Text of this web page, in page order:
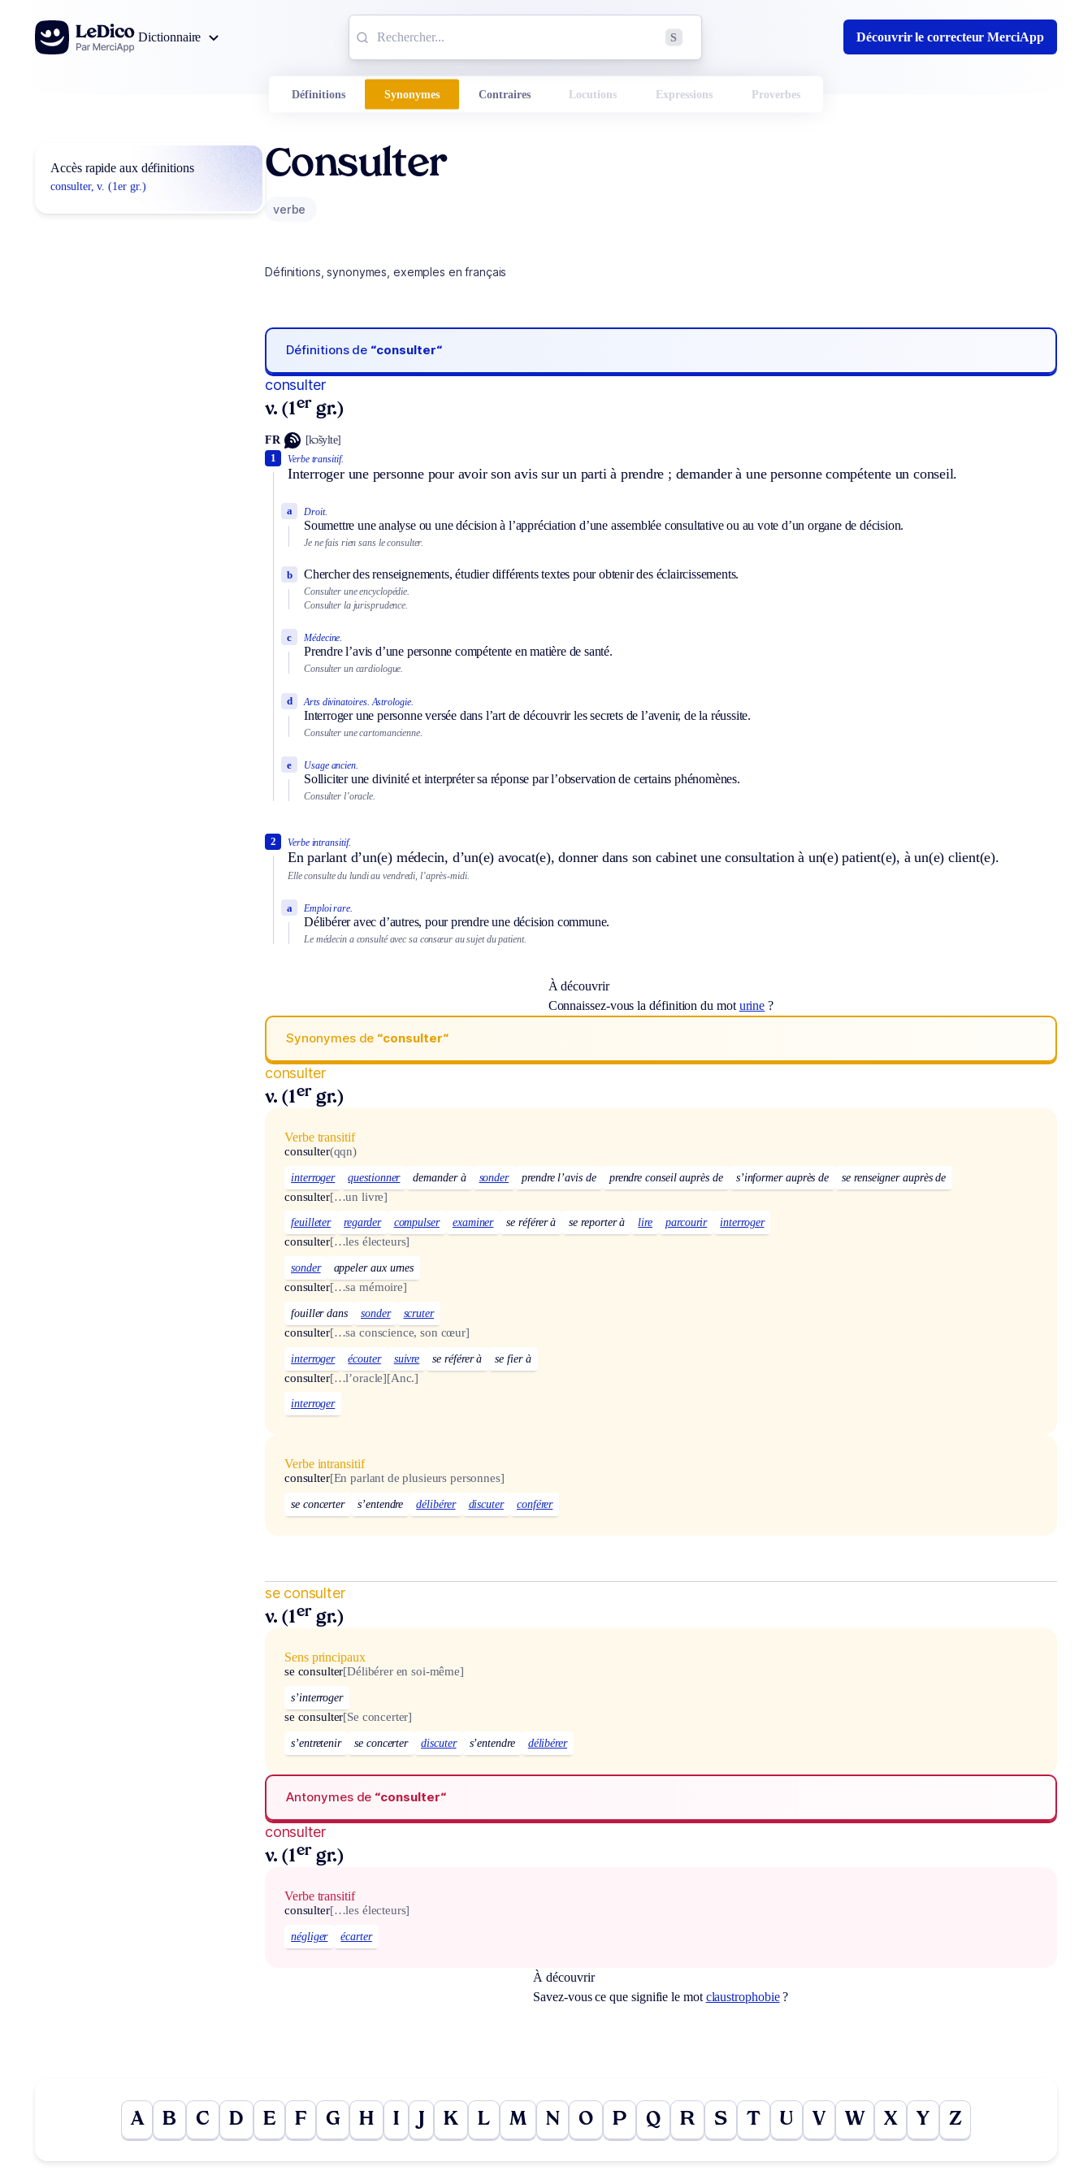
Aller au contenu
Dictionnaire
S Découvrir le correcteur MerciApp
Définitions Synonymes Contraires Locutions Expressions Proverbes
Accès rapide aux définitions
consulter, v. (1er gr.)
Consulter
verbe
Définitions, synonymes, exemples en français
Définitions de “consulter“
consulter
v. (1er gr.)
FR [kɔ̃sylte]
Verbe transitif.
Interroger une personne pour avoir son avis sur un parti à prendre ; demander à une personne compétente un conseil.
1
Droit.
Soumettre une analyse ou une décision à l’appréciation d’une assemblée consultative ou au vote d’un organe de décision.
a
Je ne fais rien sans le consulter.
Chercher des renseignements, étudier différents textes pour obtenir des éclaircissements.
b
Consulter une encyclopédie.
Consulter la jurisprudence.
Médecine.
Prendre l’avis d’une personne compétente en matière de santé.
c
Consulter un cardiologue.
Arts divinatoires. Astrologie.
Interroger une personne versée dans l’art de découvrir les secrets de l’avenir, de la réussite.
d
Consulter une cartomancienne.
Usage ancien.
Solliciter une divinité et interpréter sa réponse par l’observation de certains phénomènes.
e
Consulter l’oracle.
Verbe intransitif.
En parlant d’un(e) médecin, d’un(e) avocat(e), donner dans son cabinet une consultation à un(e) patient(e), à un(e) client(e).
2
Elle consulte du lundi au vendredi, l’après-midi.
Emploi rare.
Délibérer avec d’autres, pour prendre une décision commune.
a
Le médecin a consulté avec sa consœur au sujet du patient.
À découvrir
Connaissez-vous la définition du mot urine ?
Synonymes de “consulter“
consulter
v. (1er gr.)
Verbe transitif
consulter(qqn)
interroger questionner demander à sonder prendre l’avis de prendre conseil auprès de s’informer auprès de se renseigner auprès de
consulter[…un livre]
feuilleter regarder compulser examiner se référer à se reporter à lire parcourir interroger
consulter[…les électeurs]
sonder appeler aux urnes
consulter[…sa mémoire]
fouiller dans sonder scruter
consulter[…sa conscience, son cœur]
interroger écouter suivre se référer à se fier à
consulter[…l’oracle][Anc.]
interroger
Verbe intransitif
consulter[En parlant de plusieurs personnes]
se concerter s’entendre délibérer discuter conférer
se consulter
v. (1er gr.)
Sens principaux
se consulter[Délibérer en soi-même]
s’interroger
se consulter[Se concerter]
s’entretenir se concerter discuter s’entendre délibérer
Antonymes de “consulter“
consulter
v. (1er gr.)
Verbe transitif
consulter[…les électeurs]
négliger écarter
À découvrir
Savez-vous ce que signifie le mot claustrophobie?
A B C D E F G H I K L M N O P Q R S T U V W X Y Z